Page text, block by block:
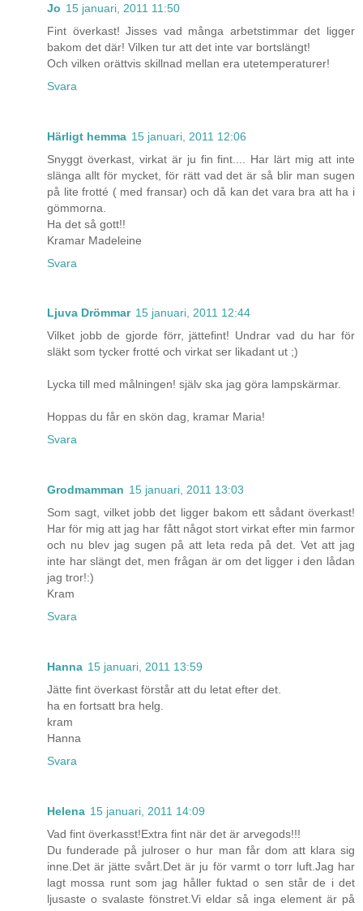
Jo 15 januari, 2011 11:50
Fint överkast! Jisses vad många arbetstimmar det ligger
bakom det där! Vilken tur att det inte var bortslängt!
Och vilken orättvis skillnad mellan era utetemperaturer!
Svara
Härligt hemma 15 januari, 2011 12:06
Snyggt överkast, virkat är ju fin fint.... Har lärt mig att inte
slänga allt för mycket, för rätt vad det är så blir man sugen
på lite frotté ( med fransar) och då kan det vara bra att ha i
gömmorna.
Ha det så gott!!
Kramar Madeleine
Svara
Ljuva Drömmar 15 januari, 2011 12:44
Vilket jobb de gjorde förr, jättefint! Undrar vad du har för
släkt som tycker frotté och virkat ser likadant ut ;)
Lycka till med målningen! själv ska jag göra lampskärmar.
Hoppas du får en skön dag, kramar Maria!
Svara
Grodmamman 15 januari, 2011 13:03
Som sagt, vilket jobb det ligger bakom ett sådant överkast!
Har för mig att jag har fått något stort virkat efter min farmor
och nu blev jag sugen på att leta reda på det. Vet att jag
inte har slängt det, men frågan är om det ligger i den lådan
jag tror!:)
Kram
Svara
Hanna 15 januari, 2011 13:59
Jätte fint överkast förstår att du letat efter det.
ha en fortsatt bra helg.
kram
Hanna
Svara
Helena 15 januari, 2011 14:09
Vad fint överkasst!Extra fint när det är arvegods!!!
Du funderade på julroser o hur man får dom att klara sig
inne.Det är jätte svårt.Det är ju för varmt o torr luft.Jag har
lagt mossa runt som jag håller fuktad o sen står de i det
ljusaste o svalaste fönstret.Vi eldar så inga element är på